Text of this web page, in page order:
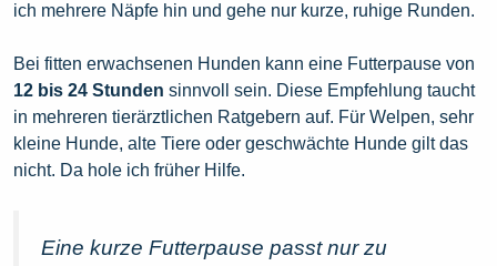
ich mehrere Näpfe hin und gehe nur kurze, ruhige Runden.
Bei fitten erwachsenen Hunden kann eine Futterpause von
12 bis 24 Stunden sinnvoll sein. Diese Empfehlung taucht
in mehreren tierärztlichen Ratgebern auf. Für Welpen, sehr
kleine Hunde, alte Tiere oder geschwächte Hunde gilt das
nicht. Da hole ich früher Hilfe.
Eine kurze Futterpause passt nur zu